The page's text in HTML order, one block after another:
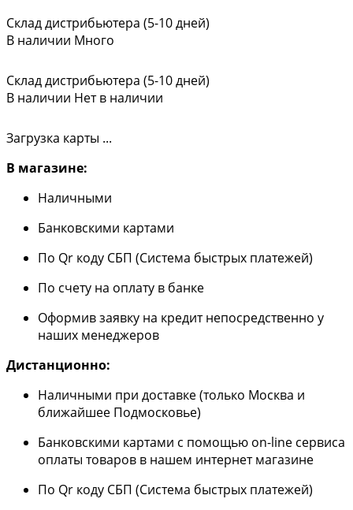
Склад дистрибьютера (5-10 дней)
В наличии Много
Склад дистрибьютера (5-10 дней)
В наличии Нет в наличии
Загрузка карты ...
В магазине:
Наличными
Банковскими картами
По Qr коду СБП (Система быстрых платежей)
По счету на оплату в банке
Оформив заявку на кредит непосредственно у
наших менеджеров
Дистанционно:
Наличными при доставке (только Москва и
ближайшее Подмосковье)
Банковскими картами с помощью on-line сервиса
оплаты товаров в нашем интернет магазине
По Qr коду СБП (Система быстрых платежей)